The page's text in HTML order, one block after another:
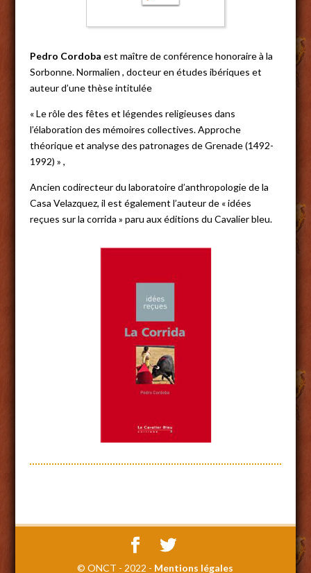
Pedro Cordoba est maître de conférence honoraire à la
Sorbonne. Normalien , docteur en études ibériques et
auteur d’une thèse intitulée
« Le rôle des fêtes et légendes religieuses dans
l’élaboration des mémoires collectives. Approche
théorique et analyse des patronages de Grenade (1492-
1992) » ,
Ancien codirecteur du laboratoire d’anthropologie de la
Casa Velazquez, il est également l’auteur de « idées
reçues sur la corrida » paru aux éditions du Cavalier bleu.
© ONCT - 2022 - Mentions légales